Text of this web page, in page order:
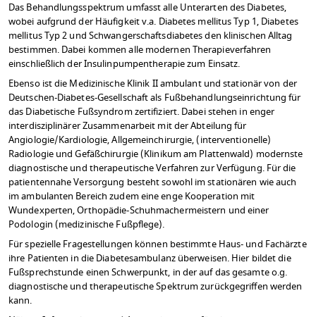
Das Behandlungsspektrum umfasst alle Unterarten des Diabetes,
wobei aufgrund der Häufigkeit v.a. Diabetes mellitus Typ 1, Diabetes
mellitus Typ 2 und Schwangerschaftsdiabetes den klinischen Alltag
bestimmen. Dabei kommen alle modernen Therapieverfahren
einschließlich der Insulinpumpentherapie zum Einsatz.
Ebenso ist die Medizinische Klinik II ambulant und stationär von der
Deutschen-Diabetes-Gesellschaft als Fußbehandlungseinrichtung für
das Diabetische Fußsyndrom zertifiziert. Dabei stehen in enger
interdisziplinärer Zusammenarbeit mit der Abteilung für
Angiologie/Kardiologie, Allgemeinchirurgie, (interventionelle)
Radiologie und Gefäßchirurgie (Klinikum am Plattenwald) modernste
diagnostische und therapeutische Verfahren zur Verfügung. Für die
patientennahe Versorgung besteht sowohl im stationären wie auch
im ambulanten Bereich zudem eine enge Kooperation mit
Wundexperten, Orthopädie-Schuhmachermeistern und einer
Podologin (medizinische Fußpflege).
Für spezielle Fragestellungen können bestimmte Haus- und Fachärzte
ihre Patienten in die Diabetesambulanz überweisen. Hier bildet die
Fußsprechstunde einen Schwerpunkt, in der auf das gesamte o.g.
diagnostische und therapeutische Spektrum zurückgegriffen werden
kann.